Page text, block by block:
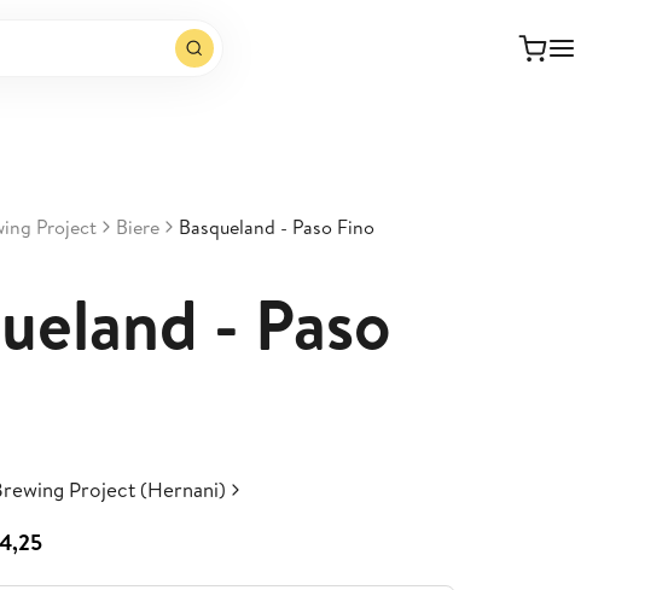
Project Biere Basqueland - Paso Fino
- Paso
Project (Hernani)
4,25